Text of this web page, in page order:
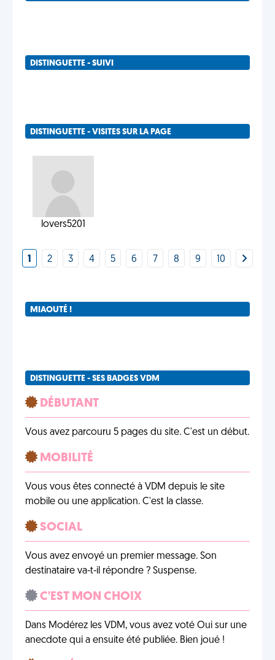
DISTINGUETTE - SUIVI
DISTINGUETTE - VISITES SUR LA PAGE
lovers5201
1 2 3 4 5 6 7 8 9 10
MIAOUTÉ !
DISTINGUETTE - SES BADGES VDM
DÉBUTANT
Vous avez parcouru 5 pages du site. C'est un début.
MOBILITÉ
Vous vous êtes connecté à VDM depuis le site
mobile ou une application. C'est la classe.
SOCIAL
Vous avez envoyé un premier message. Son
destinataire va-t-il répondre ? Suspense.
C'EST MON CHOIX
Dans Modérez les VDM, vous avez voté Oui sur une
anecdote qui a ensuite été publiée. Bien joué !